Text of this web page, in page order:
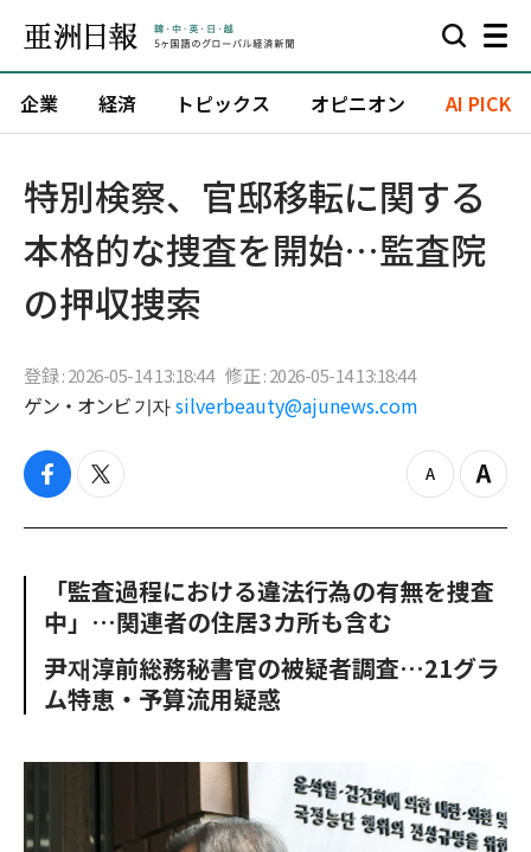
企業 経済 トピックス オピニオン AI PICK
特別検察、官邸移転に関する
本格的な捜査を開始…監査院
の押収捜索
登録 : 2026-05-14 13:18:44 修正 : 2026-05-14 13:18:44
ゲン・オンビ 기자 silverbeauty@ajunews.com
f
c
o
k
t
i
t
e
r
z
o
u
Z
o
i
n
「監査過程における違法行為の有無を捜査
中」…関連者の住居3カ所も含む
尹재淳前総務秘書官の被疑者調査…21グラ
ム特恵・予算流用疑惑